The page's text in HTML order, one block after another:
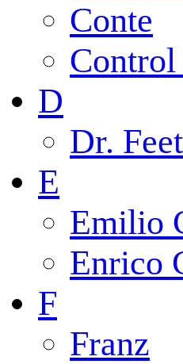
Conte
D
Dr. Feet
E
Emilio
Enrico
F
Franz